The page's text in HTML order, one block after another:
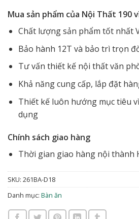
Mua sản phẩm của Nội Thất 190
Chất lượng sản phẩm tốt nhất
Bảo hành 12T và bảo trì trọn
Tư vấn thiết kế nội thất văn
Khả năng cung cấp, lắp đặt
Thiết kế luôn hướng mục tiêu
dụng
Chính sách giao hàng
Thời gian giao hàng nội thành
SKU: 261BA-D18
Danh mục: Bàn ăn